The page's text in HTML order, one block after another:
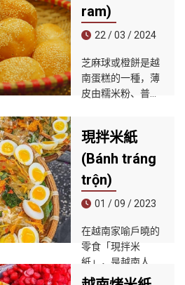
選擇。
ram)
22 / 03 / 2024
芝麻球或橙餅是越
南蛋糕的一種，薄
皮由糯米粉、普通
色，裡面填滿青豆
和椰奶（ 芝麻球）
或豬肉、粉絲、木
耳、乾 洋蔥、辣椒
（鹹甜甜圈）。
現拌米紙
(Bánh tráng
trộn)
01 / 09 / 2023
在越南家喻戶曉的
零食「現拌米
紙」，是越南人家
桌上時常準備的一